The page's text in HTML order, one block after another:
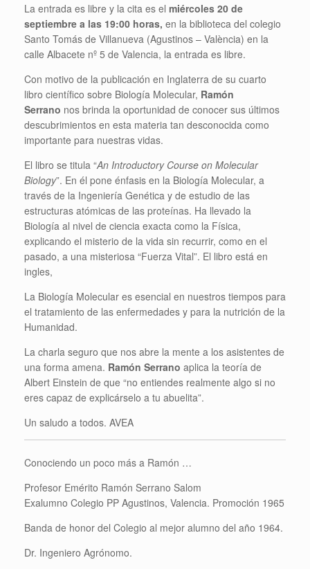
La entrada es libre y la cita es el miércoles 20 de
septiembre a las 19:00 horas, en la biblioteca del colegio
Santo Tomás de Villanueva (Agustinos – València) en la
calle Albacete nº 5 de Valencia, la entrada es libre.
Con motivo de la publicación en Inglaterra de su cuarto
libro científico sobre Biología Molecular, Ramón
Serrano nos brinda la oportunidad de conocer sus últimos
descubrimientos en esta materia tan desconocida como
importante para nuestras vidas.
El libro se titula “An Introductory Course on Molecular
Biology”. En él pone énfasis en la Biología Molecular, a
través de la Ingeniería Genética y de estudio de las
estructuras atómicas de las proteínas. Ha llevado la
Biología al nivel de ciencia exacta como la Física,
explicando el misterio de la vida sin recurrir, como en el
pasado, a una misteriosa “Fuerza Vital”. El libro está en
ingles,
La Biología Molecular es esencial en nuestros tiempos para
el tratamiento de las enfermedades y para la nutrición de la
Humanidad.
La charla seguro que nos abre la mente a los asistentes de
una forma amena. Ramón Serrano aplica la teoría de
Albert Einstein de que “no entiendes realmente algo si no
eres capaz de explicárselo a tu abuelita”.
Un saludo a todos. AVEA
Conociendo un poco más a Ramón …
Profesor Emérito Ramón Serrano Salom
Exalumno Colegio PP Agustinos, Valencia. Promoción 1965
Banda de honor del Colegio al mejor alumno del año 1964.
Dr. Ingeniero Agrónomo.